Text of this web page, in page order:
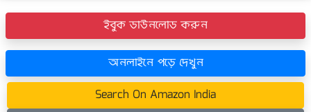
ইবুক ডাউনলোড করুন
অনলাইনে পড়ে দেখুন
Search On Amazon India